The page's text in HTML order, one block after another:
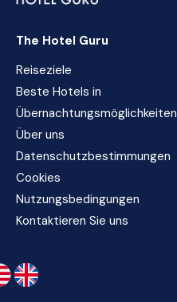
The Hotel Guru
Reiseziele
Beste Hotels in
Übernachtungsmöglichkeiten
Über uns
Datenschutzbestimmungen
Cookies
Nutzungsbedingungen
Kontaktieren Sie uns